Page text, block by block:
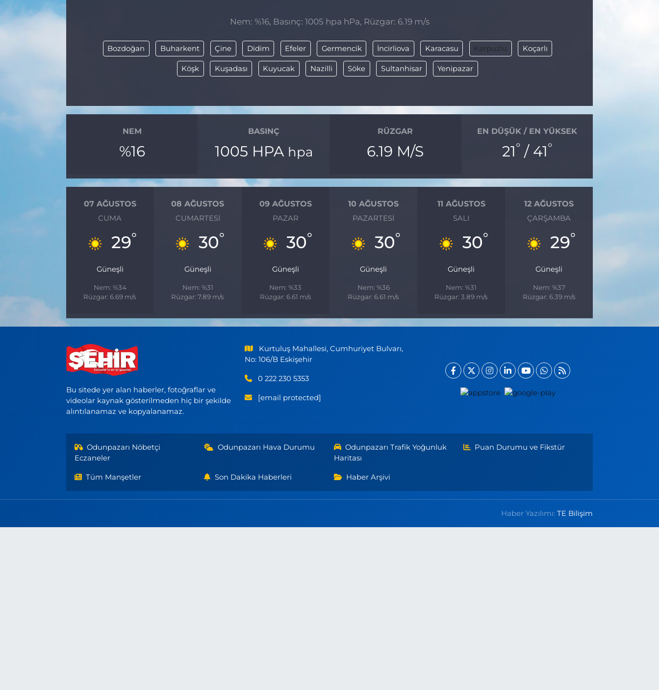
Nem: %16, Basınç: 1005 hpa hPa, Rüzgar: 6.19 m/s
Bozdoğan Buharkent Çine Didim Efeler Germencik İncirliova Karacasu Karpuzlu Koçarlı
Köşk Kuşadası Kuyucak Nazilli Söke Sultanhisar Yenipazar
NEM
%16
BASINÇ
1005 HPA hpa
RÜZGAR
6.19 M/S
EN DÜŞÜK / EN YÜKSEK
21°/ 41°
07 AĞUSTOS
CUMA
29°
Güneşli
Nem: %34
Rüzgar: 6.69 m/s
08 AĞUSTOS
CUMARTESI
30°
Güneşli
Nem: %31
Rüzgar: 7.89 m/s
09 AĞUSTOS
PAZAR
30°
Güneşli
Nem: %33
Rüzgar: 6.61 m/s
10 AĞUSTOS
PAZARTESI
30°
Güneşli
Nem: %36
Rüzgar: 6.61 m/s
11 AĞUSTOS
SALI
30°
Güneşli
Nem: %31
Rüzgar: 3.89 m/s
12 AĞUSTOS
ÇARŞAMBA
29°
Güneşli
Nem: %37
Rüzgar: 6.39 m/s
Bu sitede yer alan haberler, fotoğraflar ve
videolar kaynak gösterilmeden hiç bir şekilde
alıntılanamaz ve kopyalanamaz.
Kurtuluş Mahallesi, Cumhuriyet Bulvarı,
No: 106/B Eskişehir
0 222 230 5353
[email protected]
Odunpazarı Nöbetçi
Eczaneler
Odunpazarı Hava Durumu
Odunpazarı Trafik Yoğunluk
Haritası
Puan Durumu ve Fikstür
Tüm Manşetler Son Dakika Haberleri Haber Arşivi
Haber Yazılımı:TE Bilişim
BÖLGE